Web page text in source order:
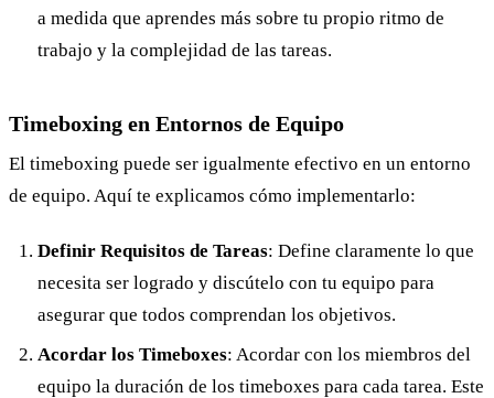
a medida que aprendes más sobre tu propio ritmo de
trabajo y la complejidad de las tareas.
Timeboxing en Entornos de Equipo
El timeboxing puede ser igualmente efectivo en un entorno
de equipo. Aquí te explicamos cómo implementarlo:
Definir Requisitos de Tareas: Define claramente lo que
necesita ser logrado y discútelo con tu equipo para
asegurar que todos comprendan los objetivos.
Acordar los Timeboxes: Acordar con los miembros del
equipo la duración de los timeboxes para cada tarea. Este